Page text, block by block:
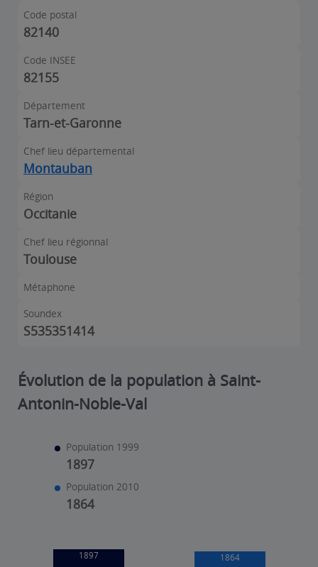
Code postal
82140
Code INSEE
82155
Département
Tarn-et-Garonne
Chef lieu départemental
Montauban
Région
Occitanie
Chef lieu régionnal
Toulouse
Métaphone
Soundex
S535351414
Évolution de la population à Saint-
Antonin-Noble-Val
Population 1999
1897
Population 2010
1864